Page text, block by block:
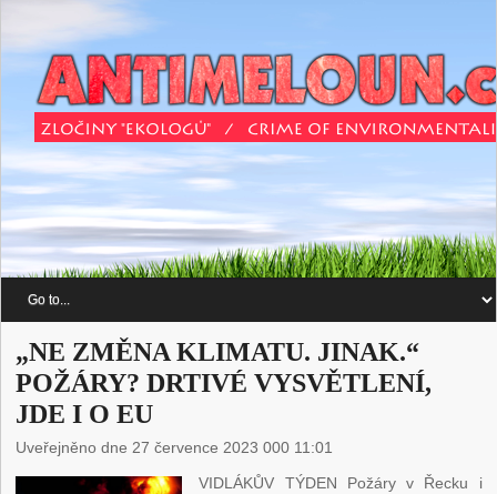
„NE ZMĚNA KLIMATU. JINAK.“
POŽÁRY? DRTIVÉ VYSVĚTLENÍ,
JDE I O EU
Uveřejněno dne 27 července 2023 000 11:01
VIDLÁKŮV TÝDEN Požáry v Řecku i